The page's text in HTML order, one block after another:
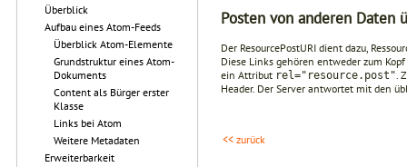
Überblick
Aufbau eines Atom-Feeds
Überblick Atom-Elemente
Grundstruktur eines Atom-
Dokuments
Content als Bürger erster
Klasse
Links bei Atom
Weitere Metadaten
Erweiterbarkeit
Posten von anderen Daten
Der ResourcePostURI dient dazu,
Diese Links gehören entweder zum
ein Attribut rel="resource.post".
Header. Der Server antwortet mit den
<< zurück